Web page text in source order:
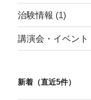
治験情報 (1)
講演会・イベント
新着（直近5件）